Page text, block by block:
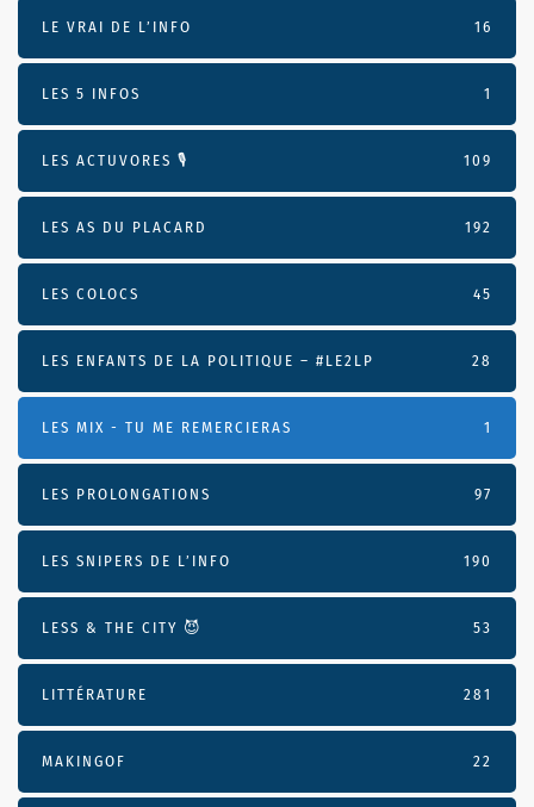
LE VRAI DE L’INFO 16
LES 5 INFOS 1
LES ACTUVORES 🎙 109
LES AS DU PLACARD 192
LES COLOCS 45
LES ENFANTS DE LA POLITIQUE – #LE2LP 28
LES MIX - TU ME REMERCIERAS 1
LES PROLONGATIONS 97
LES SNIPERS DE L’INFO 190
LESS & THE CITY 😈 53
LITTÉRATURE 281
MAKINGOF 22